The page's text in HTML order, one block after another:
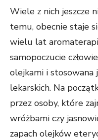
Wiele z nich jeszcze
temu, obecnie staje
wielu lat
samopoczucie
olejkami i
lekarskich. Na
przez osoby, które
wróżbami czy
zapach olejków